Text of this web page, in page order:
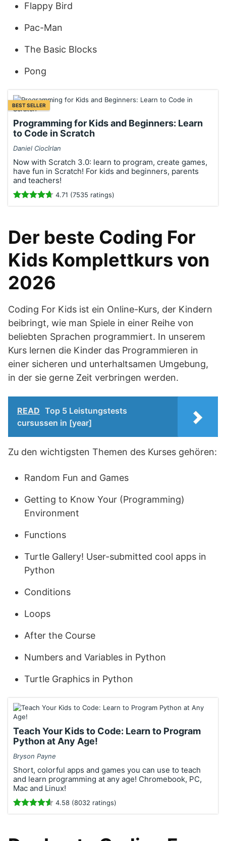
Flappy Bird
Pac-Man
The Basic Blocks
Pong
BEST SELLER
Programming for Kids and Beginners: Learn
to Code in Scratch
Daniel Ciocîrlan
Now with Scratch 3.0: learn to program, create games,
have fun in Scratch! For kids and beginners, parents
and teachers!
4.71 (7535 ratings)
Der beste Coding For
Kids Komplettkurs von
2026
Coding For Kids ist ein Online-Kurs, der Kindern
beibringt, wie man Spiele in einer Reihe von
beliebten Sprachen programmiert. In unserem
Kurs lernen die Kinder das Programmieren in
einer sicheren und unterhaltsamen Umgebung,
in der sie gerne Zeit verbringen werden.
READ Top 5 Leistungstests
cursussen in [year]
Zu den wichtigsten Themen des Kurses gehören:
Random Fun and Games
Getting to Know Your (Programming)
Environment
Functions
Turtle Gallery! User-submitted cool apps in
Python
Conditions
Loops
After the Course
Numbers and Variables in Python
Turtle Graphics in Python
Teach Your Kids to Code: Learn to Program
Python at Any Age!
Bryson Payne
Short, colorful apps and games you can use to teach
and learn programming at any age! Chromebook, PC,
Mac and Linux!
4.58 (8032 ratings)